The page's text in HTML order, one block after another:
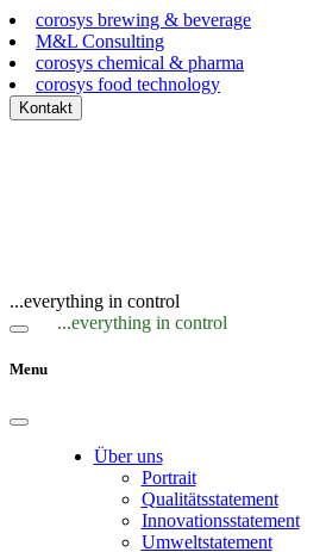
corosys brewing & beverage
M&L Consulting
corosys chemical & pharma
corosys food technology
Kontakt
...everything in control
...everything in control
Menu
Über uns
Portrait
Qualitätsstatement
Innovationsstatement
Umweltstatement